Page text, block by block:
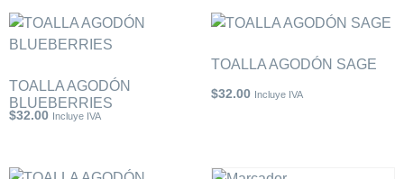
TOALLA AGODÓN
BLUEBERRIES
$32.00 Incluye IVA
TOALLA AGODÓN SAGE
$32.00 Incluye IVA